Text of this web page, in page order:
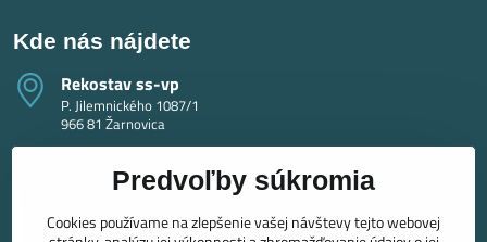
Kde nás nájdete
Rekostav ss-vp
P. Jilemnického 1087/1
966 81 Žarnovica
Predvoľby súkromia
Cookies používame na zlepšenie vašej návštevy tejto webovej